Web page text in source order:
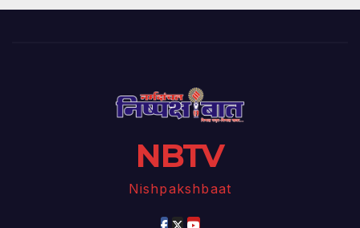
NBTV
Nishpakshbaat